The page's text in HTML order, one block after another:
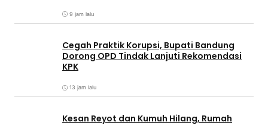
9 jam lalu
Cegah Praktik Korupsi, Bupati Bandung
Dorong OPD Tindak Lanjuti Rekomendasi
KPK
13 jam lalu
Kesan Reyot dan Kumuh Hilang, Rumah